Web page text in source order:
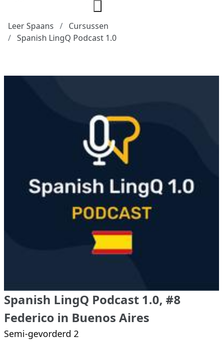
Leer Spaans
Cursussen
Spanish LingQ Podcast 1.0
Spanish LingQ Podcast 1.0, #8
Federico in Buenos Aires
Semi-gevorderd 2